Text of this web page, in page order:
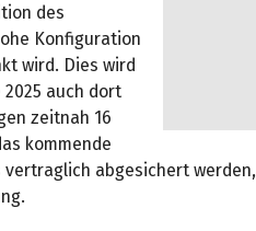
des
Konfiguration
wird. Dies wird
auch dort
zeitnah 16
kommende
vertraglich abgesichert werden,